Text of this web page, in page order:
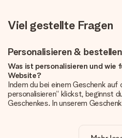
Viel gestellte Fragen
Personalisieren & bestellen
Was ist personalisieren und
Website?
Indem du bei einem Geschenk auf
personalisieren“ klickst, beginnst
Geschenkes. In unserem
noch eines unserer angebotenen